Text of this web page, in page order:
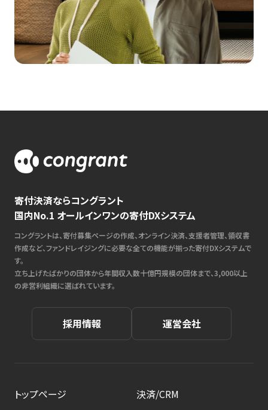
寄付決済ならコングラント
国内No.1 オールインワンの寄付DXシステム
コングラントは、寄付募集ページの作成、オンライン決済、支援者管理、領収書
作成など、ファンドレイジングに必要な全ての機能が揃った寄付DXシステムで
す。
立ち上げたばかりの団体から年間収入数十億円規模の団体まで、3,000以上
の非営利組織に選ばれています。
採用情報 運営会社
トップページ
決済/CRM